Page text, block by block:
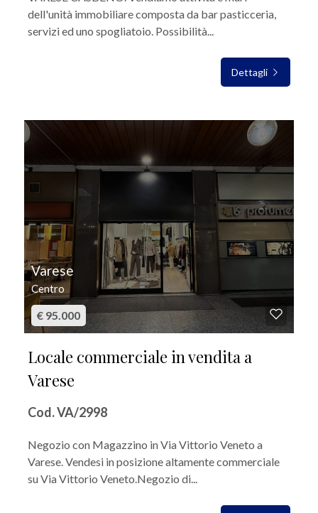
dell'unità immobiliare composta da bar pasticceria,
servizi ed uno spogliatoio. Possibilità...
Dettagli
Varese
Centro
€ 95.000
Locale commerciale in vendita a
Varese
Cod. VA/2998
Negozio con Magazzino in Via Vittorio Veneto a
Varese. Vendesi in posizione altamente commerciale
su Via Vittorio Veneto.Negozio di...